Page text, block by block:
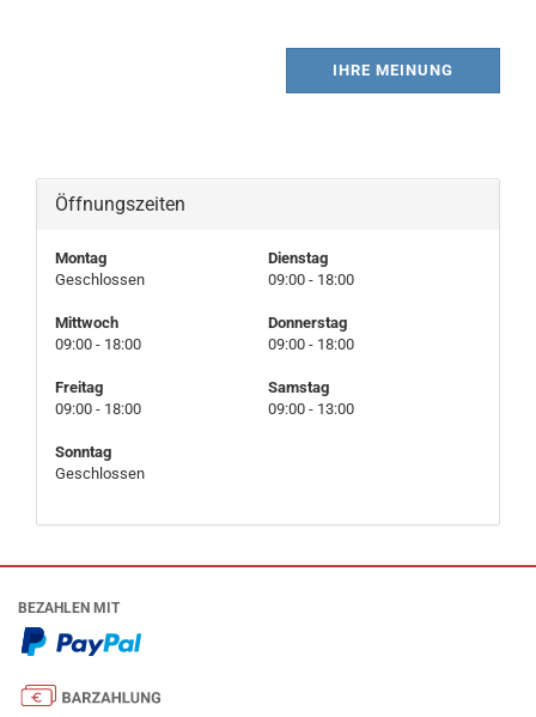
IHRE MEINUNG
Öffnungszeiten
Montag
Geschlossen
Dienstag
09:00 - 18:00
Mittwoch
09:00 - 18:00
Donnerstag
09:00 - 18:00
Freitag
09:00 - 18:00
Samstag
09:00 - 13:00
Sonntag
Geschlossen
BEZAHLEN MIT